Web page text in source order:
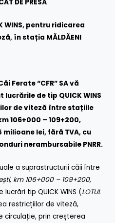
DE PRESĂ
WINS, pentru ridicarea
în stația MĂLDĂENI
Ferate “CFR” SA vă
de tip QUICK WINS
de viteză între stațiile
106+000 – 109+200,
milioane lei, fără TVA, cu
nerambursabile PNRR.
a suprastructurii căii între
km 106+000 – 109+200,
tip QUICK WINS (LOTUL
restricțiilor de viteză,
circulație, prin creșterea